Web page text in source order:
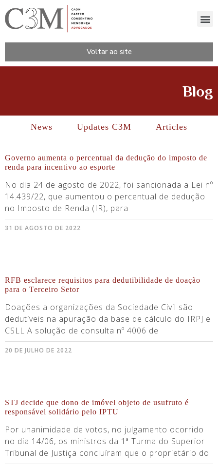
Voltar ao site
Blog
News Updates C3M Articles
Governo aumenta o percentual da dedução do imposto de
renda para incentivo ao esporte
No dia 24 de agosto de 2022, foi sancionada a Lei nº
14.439/22, que aumentou o percentual de dedução
no Imposto de Renda (IR), para
31 DE AGOSTO DE 2022
RFB esclarece requisitos para dedutibilidade de doação
para o Terceiro Setor
Doações a organizações da Sociedade Civil são
dedutíveis na apuração da base de cálculo do IRPJ e
CSLL A solução de consulta nº 4006 de
20 DE JULHO DE 2022
STJ decide que dono de imóvel objeto de usufruto é
responsável solidário pelo IPTU
Por unanimidade de votos, no julgamento ocorrido
no dia 14/06, os ministros da 1ª Turma do Superior
Tribunal de Justiça concluíram que o proprietário do